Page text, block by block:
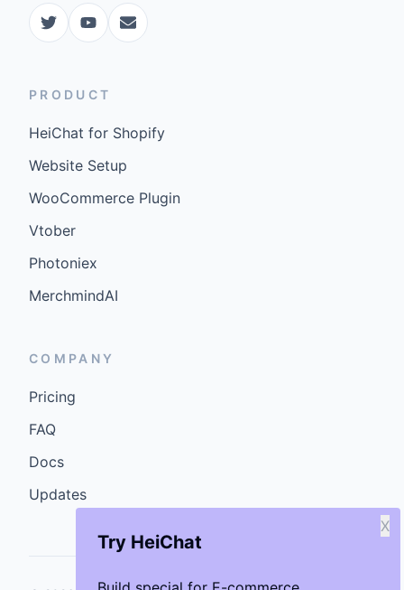
Try HeiChat
X
PRODUCT
HeiChat for Shopify
Website Setup
WooCommerce Plugin
Vtober
Photoniex
MerchmindAI
COMPANY
Pricing
FAQ
Docs
Updates